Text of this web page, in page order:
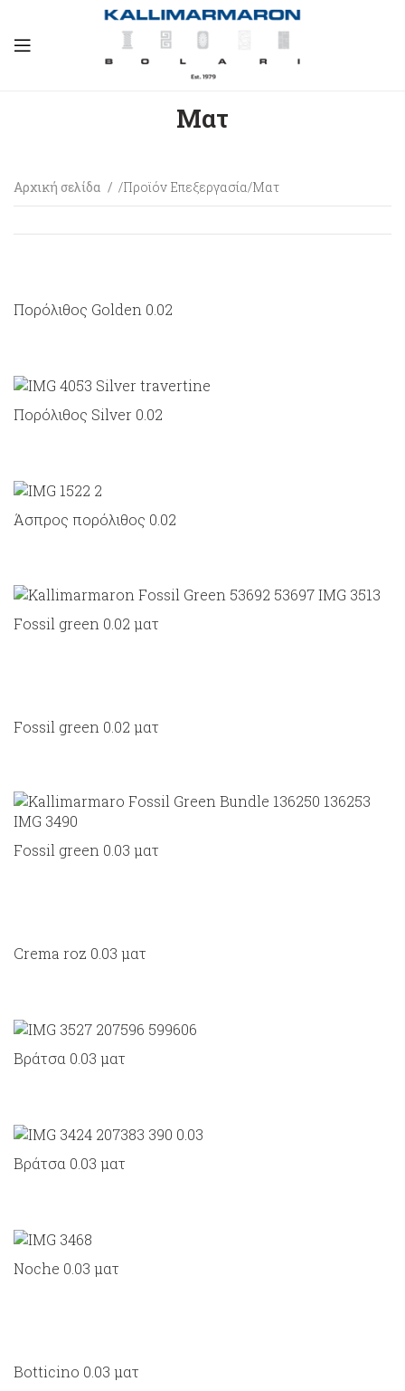
Ματ
Αρχική σελίδα Προϊόν Επεξεργασία Ματ
Πορόλιθος Golden 0.02
Πορόλιθος Silver 0.02
Άσπρος πορόλιθος 0.02
Fossil green 0.02 ματ
Fossil green 0.02 ματ
Fossil green 0.03 ματ
Crema roz 0.03 ματ
Bράτσα 0.03 ματ
Bράτσα 0.03 ματ
Noche 0.03 ματ
Botticino 0.03 ματ